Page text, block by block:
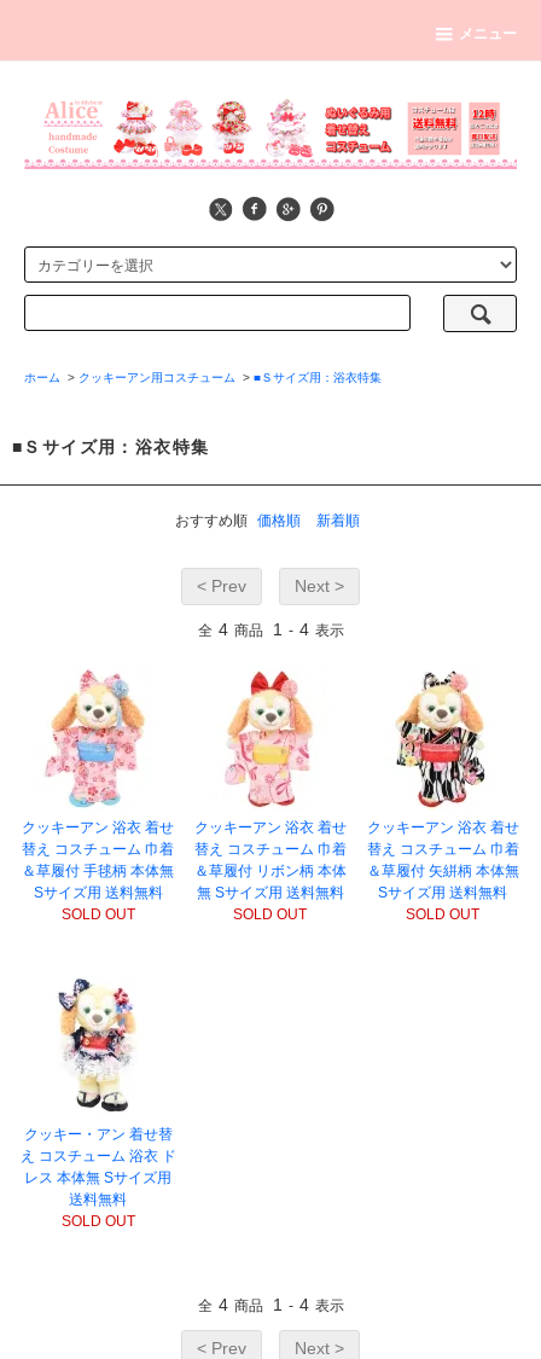
メニュー
ホーム > クッキーアン用コスチューム > ■Ｓサイズ用：浴衣特集
■Ｓサイズ用：浴衣特集
おすすめ順 価格順 新着順
< Prev Next >
全 4 商品 1 - 4 表示
クッキーアン 浴衣 着せ
替え コスチューム 巾着
＆草履付 手毬柄 本体無
Sサイズ用 送料無料
SOLD OUT
クッキーアン 浴衣 着せ
替え コスチューム 巾着
＆草履付 リボン柄 本体
無 Sサイズ用 送料無料
SOLD OUT
クッキーアン 浴衣 着せ
替え コスチューム 巾着
＆草履付 矢絣柄 本体無
Sサイズ用 送料無料
SOLD OUT
クッキー・アン 着せ替
え コスチューム 浴衣 ド
レス 本体無 Sサイズ用
送料無料
SOLD OUT
全 4 商品 1 - 4 表示
< Prev Next >